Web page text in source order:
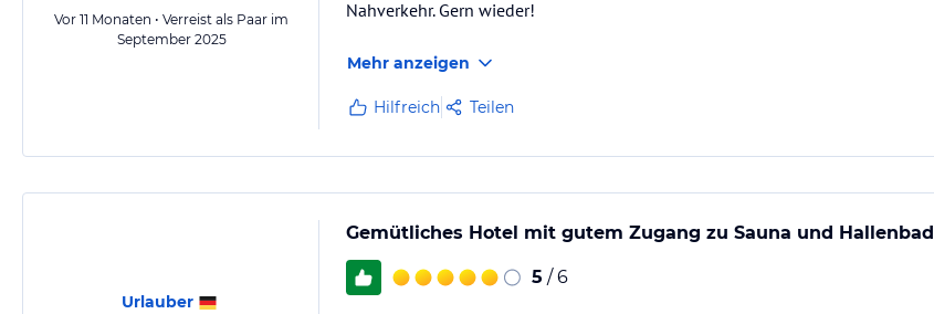
- WLAN im öffentlichen Bereich
- Tanzbar (bei Live Musik /oder Veranstaltung Eintrittsgebühr sonst frei)
Allgemeine und unverbindliche Hoteliers-/Veranstalter-/Kataloginformationen. Alle Angaben ohne
Gewähr und ohne Prüfung durch HolidayCheck. Bitte lies vor der Buchung die verbindlichen
Vor 11 Monaten • Verreist als Paar im
September 2025
Nahverkehr. Gern wieder!
Mehr anzeigen
Hilfreich Teilen
Urlauber
Gemütliches Hotel mit gutem Zugang zu Sauna und Hallenbad
5 / 6